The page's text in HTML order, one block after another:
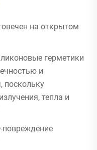
на открытом
герметики
и
поскольку
тепла и